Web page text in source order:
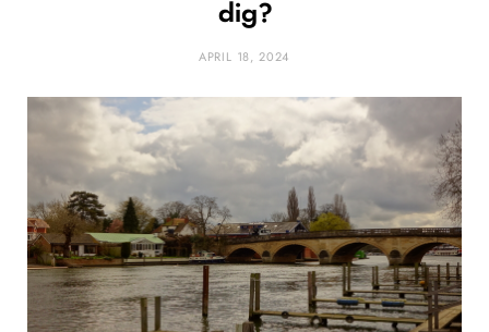
dig?
APRIL 18, 2024